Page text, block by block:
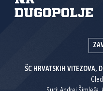
Dugopolje
ŠC HRVATSKIH